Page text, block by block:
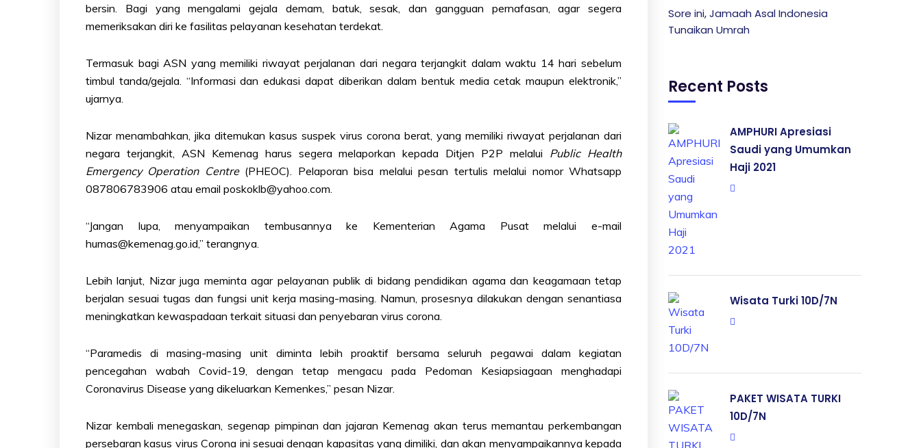
bersin. Bagi yang mengalami gejala demam, batuk, sesak, dan gangguan pernafasan, agar segera
memeriksakan diri ke fasilitas pelayanan kesehatan terdekat.
Termasuk bagi ASN yang memiliki riwayat perjalanan dari negara terjangkit dalam waktu 14 hari sebelum
timbul tanda/gejala. “Informasi dan edukasi dapat diberikan dalam bentuk media cetak maupun elektronik,”
ujarnya.
Nizar menambahkan, jika ditemukan kasus suspek virus corona berat, yang memiliki riwayat perjalanan dari
negara terjangkit, ASN Kemenag harus segera melaporkan kepada Ditjen P2P melalui Public Health
Emergency Operation Centre(PHEOC). Pelaporan bisa melalui pesan tertulis melalui nomor Whatsapp
087806783906 atau email poskoklb@yahoo.com.
“Jangan lupa, menyampaikan tembusannya ke Kementerian Agama Pusat melalui e-mail
humas@kemenag.go.id,” terangnya.
Lebih lanjut, Nizar juga meminta agar pelayanan publik di bidang pendidikan agama dan keagamaan tetap
berjalan sesuai tugas dan fungsi unit kerja masing-masing. Namun, prosesnya dilakukan dengan senantiasa
meningkatkan kewaspadaan terkait situasi dan penyebaran virus corona.
“Paramedis di masing-masing unit diminta lebih proaktif bersama seluruh pegawai dalam kegiatan
pencegahan wabah Covid-19, dengan tetap mengacu pada Pedoman Kesiapsiagaan menghadapi
Coronavirus Disease yang dikeluarkan Kemenkes,” pesan Nizar.
Nizar kembali menegaskan, segenap pimpinan dan jajaran Kemenag akan terus memantau perkembangan
persebaran kasus virus Corona ini sesuai dengan kapasitas yang dimiliki, dan akan menyampaikannya kepada
Sore ini, Jamaah Asal Indonesia
Tunaikan Umrah
Recent Posts
AMPHURI Apresiasi
Saudi yang Umumkan
Haji 2021
Wisata Turki 10D/7N
PAKET WISATA TURKI
10D/7N